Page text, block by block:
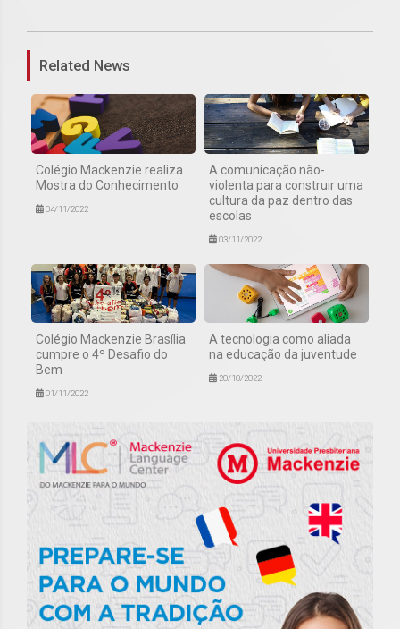
Related News
Colégio Mackenzie realiza
Mostra do Conhecimento
04/11/2022
A comunicação não-
violenta para construir uma
cultura da paz dentro das
escolas
03/11/2022
Colégio Mackenzie Brasília
cumpre o 4º Desafio do
Bem
01/11/2022
A tecnologia como aliada
na educação da juventude
20/10/2022